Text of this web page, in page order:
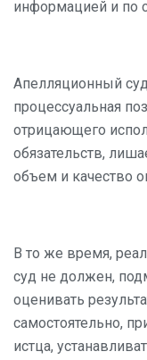
информацией и по
Апелляционный
процессуальная
отрицающего
обязательств,
объем и качество
В то же время,
суд не должен,
оценивать
самостоятельно,
истца,